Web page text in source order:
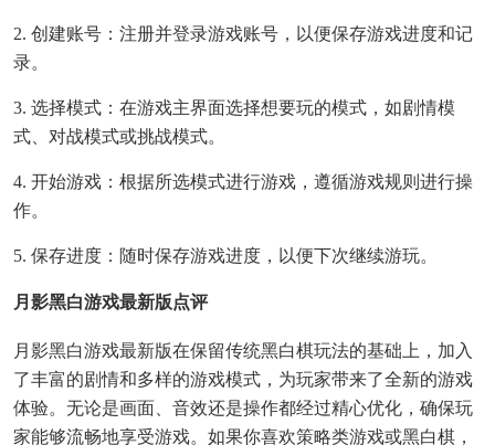
2. 创建账号：注册并登录游戏账号，以便保存游戏进度和记
录。
3. 选择模式：在游戏主界面选择想要玩的模式，如剧情模
式、对战模式或挑战模式。
4. 开始游戏：根据所选模式进行游戏，遵循游戏规则进行操
作。
5. 保存进度：随时保存游戏进度，以便下次继续游玩。
月影黑白游戏最新版点评
月影黑白游戏最新版在保留传统黑白棋玩法的基础上，加入
了丰富的剧情和多样的游戏模式，为玩家带来了全新的游戏
体验。无论是画面、音效还是操作都经过精心优化，确保玩
家能够流畅地享受游戏。如果你喜欢策略类游戏或黑白棋，